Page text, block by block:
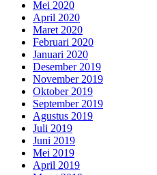
Mei 2020
April 2020
Maret 2020
Februari 2020
Januari 2020
Desember 2019
November 2019
Oktober 2019
September 2019
Agustus 2019
Juli 2019
Juni 2019
Mei 2019
April 2019